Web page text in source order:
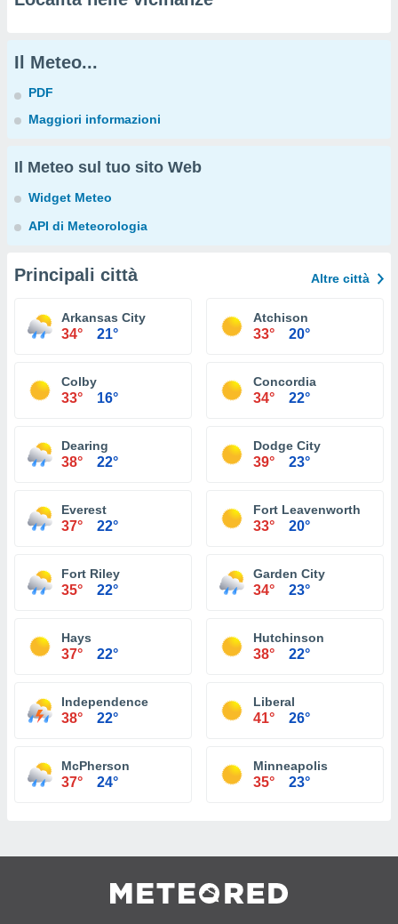
Il Meteo...
PDF
Maggiori informazioni
Il Meteo sul tuo sito Web
Widget Meteo
API di Meteorologia
Principali città Altre città
Arkansas City
34° 21°
Atchison
33° 20°
Colby
33° 16°
Concordia
34° 22°
Dearing
38° 22°
Dodge City
39° 23°
Everest
37° 22°
Fort Leavenworth
33° 20°
Fort Riley
35° 22°
Garden City
34° 23°
Hays
37° 22°
Hutchinson
38° 22°
Independence
38° 22°
Liberal
41° 26°
McPherson
37° 24°
Minneapolis
35° 23°